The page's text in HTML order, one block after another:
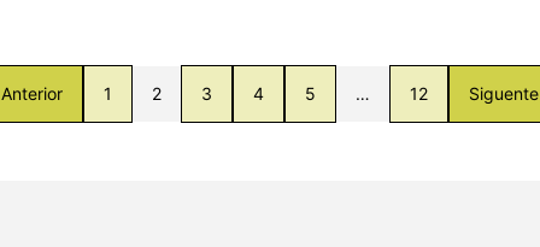
Anterior 1 2 3 4 5 … 12 Siguente